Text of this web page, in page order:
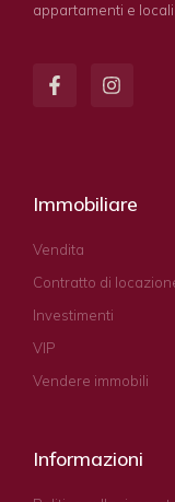
appartamenti e
Immobiliare
Vendita
Contratto di
Investimenti
VIP
Vendere immobili
Informazioni